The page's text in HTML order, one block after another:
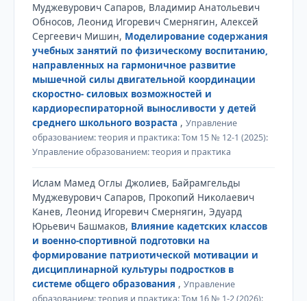
Муджевурович Сапаров, Владимир Анатольевич
Обносов, Леонид Игоревич Смернягин, Алексей
Сергеевич Мишин, Моделирование содержания
учебных занятий по физическому воспитанию,
направленных на гармоничное развитие
мышечной силы двигательной координации
скоростно- силовых возможностей и
кардиореспираторной выносливости у детей
среднего школьного возраста , Управление
образованием: теория и практика: Том 15 № 12-1 (2025):
Управление образованием: теория и практика
Ислам Мамед Оглы Джолиев, Байрамгельды
Муджевурович Сапаров, Прокопий Николаевич
Канев, Леонид Игоревич Смернягин, Эдуард
Юрьевич Башмаков, Влияние кадетских классов
и военно-спортивной подготовки на
формирование патриотической мотивации и
дисциплинарной культуры подростков в
системе общего образования , Управление
образованием: теория и практика: Том 16 № 1-2 (2026):